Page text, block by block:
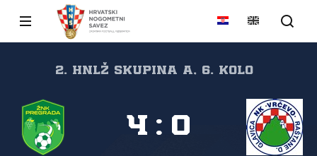
2. HNLŽ Skupina A, 6. kolo
4 : 0